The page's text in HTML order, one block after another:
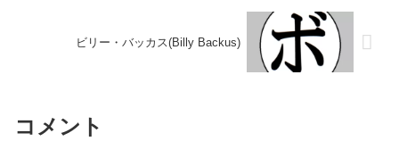
ビリー・バッカス(Billy Backus)
コメント